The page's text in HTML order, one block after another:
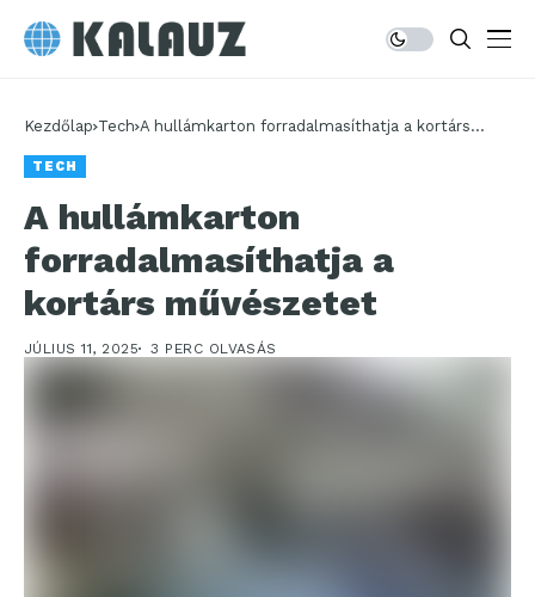
Kezdőlap Tech A hullámkarton forradalmasíthatja a kortárs
TECH
A hullámkarton
forradalmasíthatja a
kortárs művészetet
JÚLIUS 11, 2025 3 PERC OLVASÁS